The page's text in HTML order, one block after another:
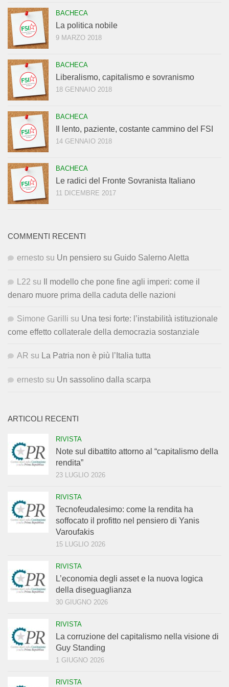
BACHECA
La politica nobile
9 MARZO 2018
BACHECA
Liberalismo, capitalismo e sovranismo
18 GENNAIO 2018
BACHECA
Il lento, paziente, costante cammino del FSI
14 GENNAIO 2018
BACHECA
Le radici del Fronte Sovranista Italiano
11 DICEMBRE 2017
COMMENTI RECENTI
ernesto su Un pensiero su Guido Salerno Aletta
L22 su
Il modello che pone fine agli imperi: come il
denaro muore prima della caduta delle nazioni
Simone Garilli su Una tesi forte: l’instabilità istituzionale
come effetto collaterale della democrazia sostanziale
AR su La Patria non è più l’Italia tutta
ernesto su Un sassolino dalla scarpa
ARTICOLI RECENTI
RIVISTA
Note sul dibattito attorno al “capitalismo della
rendita”
23 LUGLIO 2026
RIVISTA
Tecnofeudalesimo: come la rendita ha
soffocato il profitto nel pensiero di Yanis
Varoufakis
15 LUGLIO 2026
RIVISTA
L’economia degli asset e la nuova logica
della diseguaglianza
30 GIUGNO 2026
RIVISTA
La corruzione del capitalismo nella visione di
Guy Standing
1 GIUGNO 2026
RIVISTA